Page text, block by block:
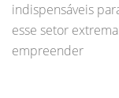
indispensáveis
esse setor
empreender